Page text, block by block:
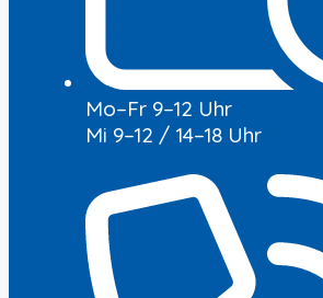
Mo–Fr 9–12 Uhr
Mi 9–12 / 14–18 Uhr